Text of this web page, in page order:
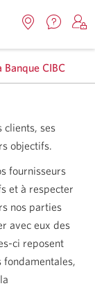
nouvelle
fenêtre
CIBC
clients, ses
objectifs.
fournisseurs
et à respecter
nos parties
avec eux des
ci reposent
fondamentales,